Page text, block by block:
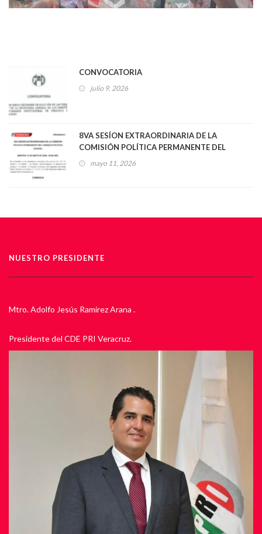
CONVOCATORIA
julio 9, 2026
8VA SESÍON EXTRAORDINARIA DE LA
COMISIÓN POLÍTICA PERMANENTE DEL
CONSEJO POLÍTICO ESTATAL
mayo 11, 2026
NUESTRO PRESIDENTE
Mtro. Adolfo Jesús Ramírez Arana .
Presidente del CDE PRI Veracruz.